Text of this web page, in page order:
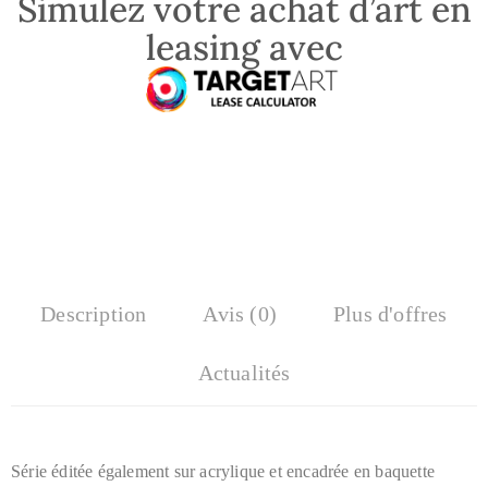
Simulez votre achat d’art en
leasing avec
Description Avis (0) Plus d'offres
Actualités
Série éditée également sur acrylique et encadrée en baquette